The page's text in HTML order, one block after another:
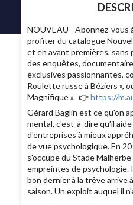
NOUVEAU - Abonnez-vous
profiter du catalogue
et en avant premières, sans
des enquêtes,
exclusives passionnantes,
Roulette russe à Béziers »,
Magnifique ». 👉https://
Gérard Baglin est ce qu'on
mental, c'est-à-dire qu'il
d'entreprises à mieux
de vue psychologique. En
s'occupe du Stade
empreintes de psychologie.
bon dernier à la trêve arrive
saison. Un exploit auquel il